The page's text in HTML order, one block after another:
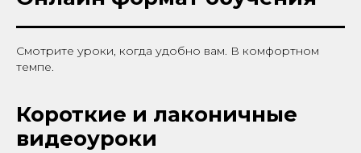
Смотрите уроки, когда удобно вам. В комфортном
темпе.
Короткие и лаконичные
видеоуроки